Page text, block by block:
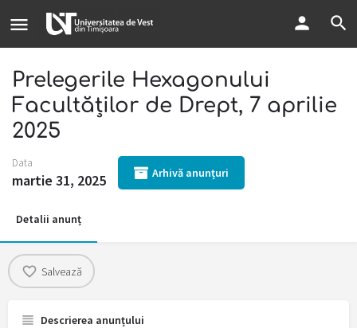
Prelegerile Hexagonului
Facultăților de Drept, 7 aprilie
2025
Data
martie 31, 2025 Arhivă anunțuri
Detalii anunț
Salvează
Descrierea anunțului